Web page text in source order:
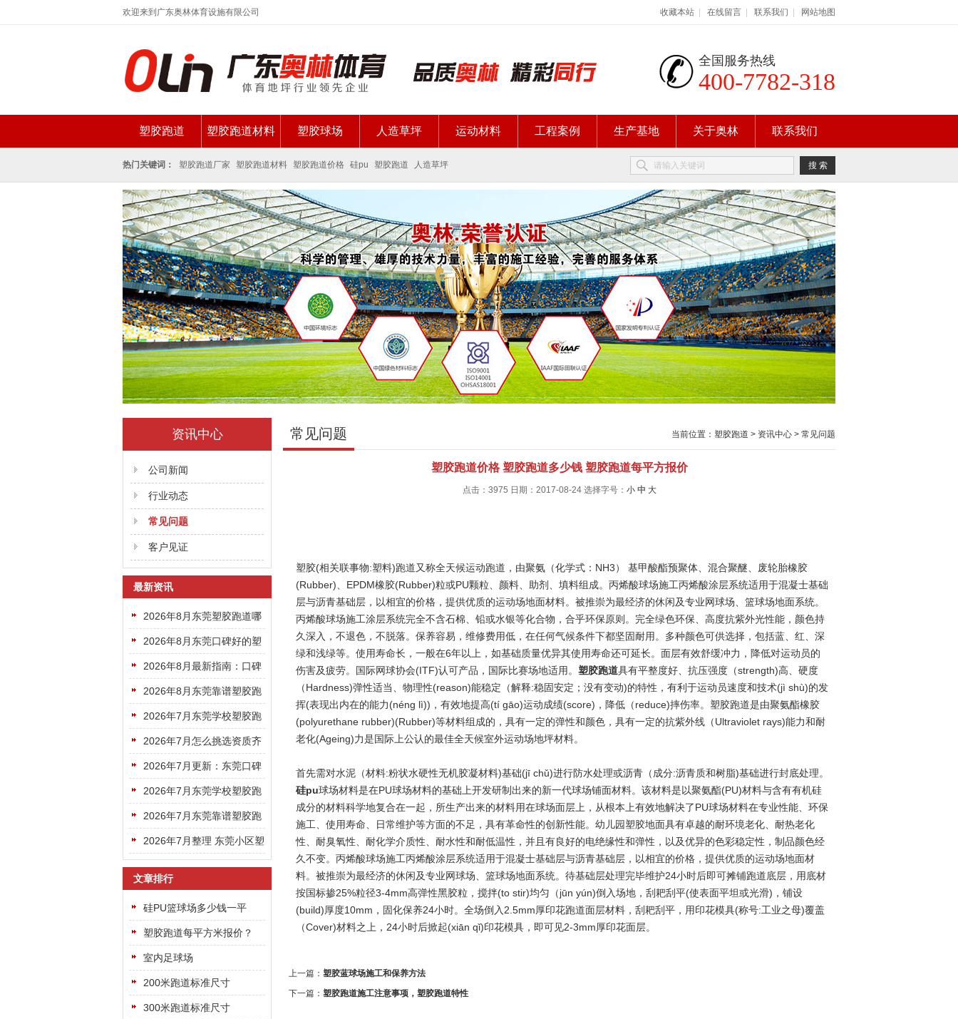
欢迎来到广东奥林体育设施有限公司 收藏本站 在线留言 联系我们 网站地图
全国服务热线
400-7782-318
塑胶跑道 塑胶跑道材料 塑胶球场 人造草坪 运动材料 工程案例 生产基地 关于奥林 联系我们
新闻资讯
热门关键词： 塑胶跑道厂家 塑胶跑道材料 塑胶跑道价格 硅pu 塑胶跑道 人造草坪
资讯中心
公司新闻
行业动态
常见问题
客户见证
最新资讯
2026年8月东莞塑胶跑道哪
家靠谱？好用款挑选攻略快
码住
2026年8月东莞口碑好的塑
胶跑道选哪家看完这篇就够
了
2026年8月最新指南：口碑
好的东莞塑胶跑道选哪家更
专业靠谱
2026年8月东莞靠谱塑胶跑
道机构挑选避坑指南请收好
2026年7月东莞学校塑胶跑
道选哪家？靠谱厂商盘点看
完不踩坑
2026年7月怎么挑选资质齐
全专业靠谱的东莞塑胶跑道
公司
2026年7月更新：东莞口碑
好的塑胶跑道厂家名单建议
收藏
2026年7月东莞学校塑胶跑
道，靠谱施工厂商该去哪里
找？
2026年7月东莞靠谱塑胶跑
道企业怎么选？看完这篇就
2026年7月整理 东莞小区塑
胶跑道正规厂家挑选避坑全
指南
文章排行
硅PU篮球场多少钱一平
方？
塑胶跑道每平方米报价？
室内足球场
200米跑道标准尺寸
300米跑道标准尺寸
常见问题 当前位置： 塑胶跑道 > 资讯中心 > 常见问题
塑胶跑道价格 塑胶跑道多少钱 塑胶跑道每平方报价
点击：3975 日期：2017-08-24 选择字号： 小 中 大
塑胶(相关联事物:塑料)跑道又称全天候运动跑道，由聚氨（化学式：NH3） 基甲酸酯预聚体、混合聚醚、废轮胎橡胶
(Rubber)、EPDM橡胶(Rubber)粒或PU颗粒、颜料、助剂、填料组成。丙烯酸球场施工丙烯酸涂层系统适用于混凝士基础
层与沥青基础层，以相宜的价格，提供优质的运动场地面材料。被推崇为最经济的休闲及专业网球场、篮球场地面系统。
丙烯酸球场施工涂层系统完全不含石棉、铅或水银等化合物，合乎环保原则。完全绿色环保、高度抗紫外光性能，颜色持
久深入，不退色，不脱落。保养容易，维修费用低，在任何气候条件下都坚固耐用。多种颜色可供选择，包括蓝、红、深
绿和浅绿等。使用寿命长，一般在6年以上，如基础质量优异其使用寿命还可延长。面层有效舒缓冲力，降低对运动员的
伤害及疲劳。国际网球协会(ITF)认可产品，国际比赛场地适用。 塑胶跑道具有平整度好、抗压强度（strength)高、硬度
（Hardness)弹性适当、物理性(reason)能稳定（解释:稳固安定；没有变动)的特性，有利于运动员速度和技术(jì shù)的发
挥(表现出内在的能力(néng lì))，有效地提高(tí gāo)运动成绩(score)，降低（reduce)摔伤率。塑胶跑道是由聚氨酯橡胶
(polyurethane rubber)(Rubber)等材料组成的，具有一定的弹性和颜色，具有一定的抗紫外线（Ultraviolet rays)能力和耐
老化(Ageing)力是国际上公认的最佳全天候室外运动场地坪材料。
首先需对水泥（材料:粉状水硬性无机胶凝材料)基础(jī chǔ)进行防水处理或沥青（成分:沥青质和树脂)基础进行封底处理。
硅pu球场材料是在PU球场材料的基础上开发研制出来的新一代球场铺面材料。该材料是以聚氨酯(PU)材料与含有有机硅
成分的材料科学地复合在一起，所生产出来的材料用在球场面层上，从根本上有效地解决了PU球场材料在专业性能、环保
施工、使用寿命、日常维护等方面的不足，具有革命性的创新性能。幼儿园塑胶地面具有卓越的耐环境老化、耐热老化
性、耐臭氧性、耐化学介质性、耐水性和耐低温性，并且有良好的电绝缘性和弹性，以及优异的色彩稳定性，制品颜色经
久不变。丙烯酸球场施工丙烯酸涂层系统适用于混凝士基础层与沥青基础层，以相宜的价格，提供优质的运动场地面材
料。被推崇为最经济的休闲及专业网球场、篮球场地面系统。待基础层处理完毕维护24小时后即可摊铺跑道底层，用底材
按国标掺25%粒径3-4mm高弹性黑胶粒，搅拌(to stir)均匀（jūn yún)倒入场地，刮耙刮平(使表面平坦或光滑)，铺设
(build)厚度10mm，固化保养24小时。全场倒入2.5mm厚印花跑道面层材料，刮耙刮平，用印花模具(称号:工业之母)覆盖
（Cover)材料之上，24小时后掀起(xiān qǐ)印花模具，即可见2-3mm厚印花面层。
上一篇： 塑胶蓝球场施工和保养方法
下一篇： 塑胶跑道施工注意事项，塑胶跑道特性